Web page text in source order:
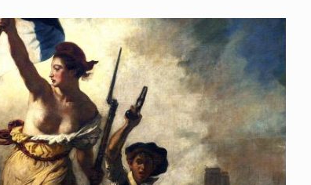
INNOVAZIONE
Scienze informatiche,
Architettura, Ingegneria
TEAM
COMITATO SCIENTIFICO AUTORI CURATORI FOTOGRAFI